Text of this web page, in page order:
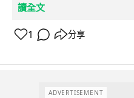
讀全文
1 分享
ADVERTISEMENT